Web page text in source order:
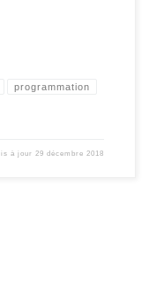
programmation
à jour29 décembre 2018